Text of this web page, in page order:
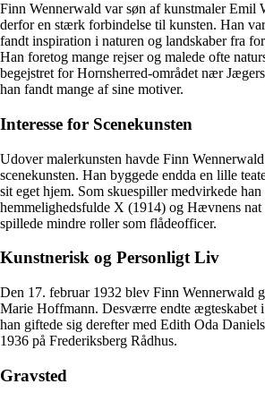
Finn Wennerwald var søn af kunstmaler Emil
derfor en stærk forbindelse til kunsten. Han
fandt inspiration i naturen og landskaber fra
Han foretog mange rejser og malede ofte
begejstret for Hornsherred-området nær
han fandt mange af sine motiver.
Interesse for Scenekunsten
Udover malerkunsten havde Finn
scenekunsten. Han byggede endda en lille
sit eget hjem. Som skuespiller medvirkede
hemmelighedsfulde X (1914) og Hævnens nat
spillede mindre roller som flådeofficer.
Kunstnerisk og Personligt Liv
Den 17. februar 1932 blev Finn Wennerwald
Marie Hoffmann. Desværre endte ægteskabet
han giftede sig derefter med Edith Oda
1936 på Frederiksberg Rådhus.
Gravsted